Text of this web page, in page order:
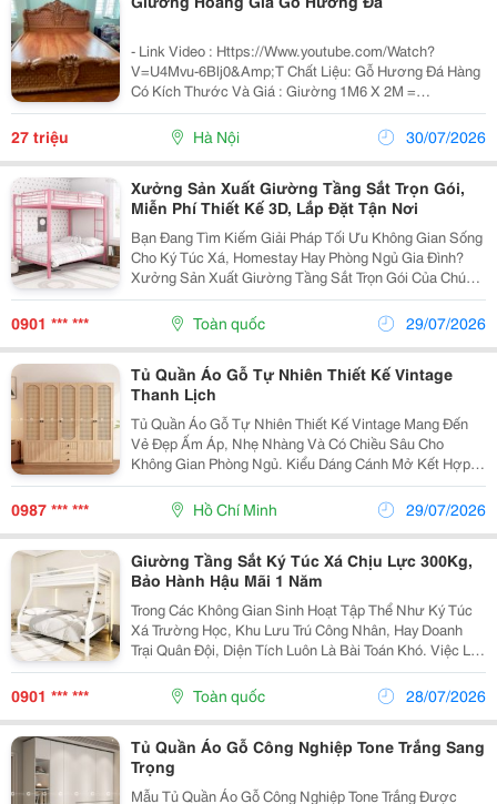
- Link Video : Https://Www.youtube.com/Watch?
V=U4Mvu-6Blj0&Amp;T Chất Liệu: Gỗ Hương Đá Hàng
Có Kích Thước Và Giá : Giường 1M6 X 2M =
27.000.000 Giường 1M8 X 2M = 29.000.000 Giường 2M
X 2M2 = 33.000.000 Giá Bán Đã Bao Gồm Sơn Pu Hoặc
Đánh Vecni ~~~ &
27 triệu Hà Nội 30/07/2026
Xưởng Sản Xuất Giường Tầng Sắt Trọn Gói,
Miễn Phí Thiết Kế 3D, Lắp Đặt Tận Nơi
Bạn Đang Tìm Kiếm Giải Pháp Tối Ưu Không Gian Sống
Cho Ký Túc Xá, Homestay Hay Phòng Ngủ Gia Đình?
Xưởng Sản Xuất Giường Tầng Sắt Trọn Gói Của Chúng
Tôi Tự Hào Là Đơn Vị Trực Tiếp Gia Công Và Phân Phối
Các Mẫu Giường Tầng Sắt Thông Minh, Chất Lượng...
0901 *** *** Toàn quốc 29/07/2026
Tủ Quần Áo Gỗ Tự Nhiên Thiết Kế Vintage
Thanh Lịch
Tủ Quần Áo Gỗ Tự Nhiên Thiết Kế Vintage Mang Đến
Vẻ Đẹp Ấm Áp, Nhẹ Nhàng Và Có Chiều Sâu Cho
Không Gian Phòng Ngủ. Kiểu Dáng Cánh Mở Kết Hợp
Chi Tiết Lưới Mây Tre Tạo Cảm Giác Hoài Cổ Nhưng
Vẫn Phù Hợp Với Phong Cách Sống Hiện Đại. Sản
Phẩm Sử Dụng...
0987 *** *** Hồ Chí Minh 29/07/2026
Giường Tầng Sắt Ký Túc Xá Chịu Lực 300Kg,
Bảo Hành Hậu Mãi 1 Năm
Trong Các Không Gian Sinh Hoạt Tập Thể Như Ký Túc
Xá Trường Học, Khu Lưu Trú Công Nhân, Hay Doanh
Trại Quân Đội, Diện Tích Luôn Là Bài Toán Khó. Việc Lắp
Đặt Các Mẫu Giường Tầng Thông Thường Đôi Khi Gặp
Vấn Đề Về Độ Rung Lắc, Tiếng Ồn Hoặc Tuổi Thọ...
0901 *** *** Toàn quốc 28/07/2026
Tủ Quần Áo Gỗ Công Nghiệp Tone Trắng Sang
Trọng
Mẫu Tủ Quần Áo Gỗ Công Nghiệp Tone Trắng Được